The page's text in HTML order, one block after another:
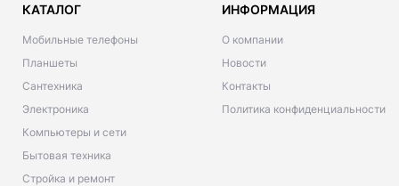
КАТАЛОГ
Мобильные телефоны
Планшеты
Сантехника
Электроника
Компьютеры и сети
Бытовая техника
Стройка и ремонт
ИНФОРМАЦИЯ
О компании
Новости
Контакты
Политика конфиденциальности